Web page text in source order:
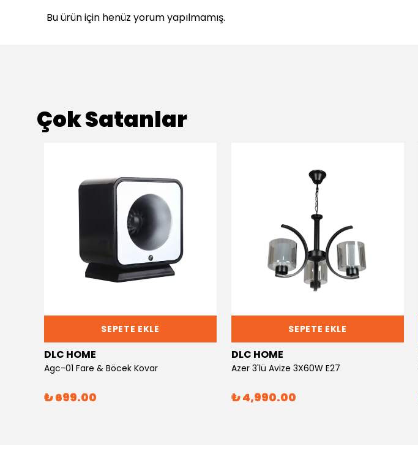
Bu ürün için henüz yorum yapılmamış.
Çok Satanlar
SEPETE EKLE
DLC HOME
Agc-01 Fare & Böcek Kovar
₺ 699.00
SEPETE EKLE
DLC HOME
Azer 3'lü Avize 3X60W E27
₺ 4,990.00